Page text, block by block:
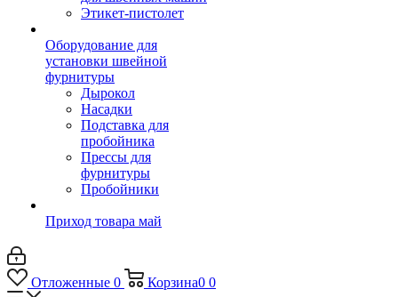
Этикет-пистолет
Оборудование для
установки швейной
фурнитуры
Дырокол
Насадки
Подставка для
пробойника
Прессы для
фурнитуры
Пробойники
Приход товара май
Отложенные 0 Корзина0 0